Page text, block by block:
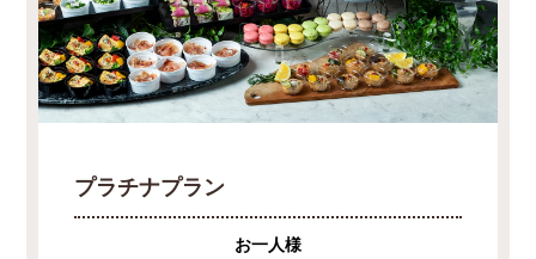
プラチナプラン
お一人様